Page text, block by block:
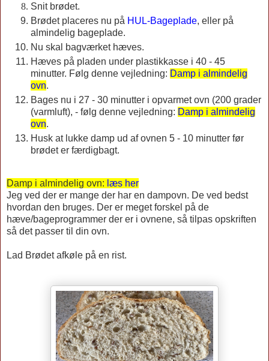
Snit brødet.
Brødet placeres nu på HUL-Bageplade, eller på
almindelig bageplade.
Nu skal bagværket hæves.
Hæves på pladen under plastikkasse i 40 - 45
minutter. Følg denne vejledning: Damp i almindelig
ovn.
Bages nu i 27 - 30 minutter i opvarmet ovn (200 grader
(varmluft), - følg denne vejledning: Damp i almindelig
ovn.
Husk at lukke damp ud af ovnen 5 - 10 minutter før
brødet er færdigbagt.
Damp i almindelig ovn: læs her
Jeg ved der er mange der har en dampovn. De ved bedst
hvordan den bruges. Der er meget forskel på de
hæve/bageprogrammer der er i ovnene, så tilpas opskriften
så det passer til din ovn.
Lad Brødet afkøle på en rist.